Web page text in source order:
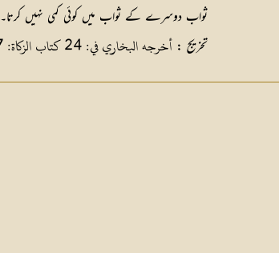
ثواب دوسرے کے ثواب میں کوئی کمی نہیں کرتا۔
تخریج : أخرجه البخاري في: 24 كتاب الزكاة: 17 باب من أمر خادمه بالصدقة ولم يناول بنفسه